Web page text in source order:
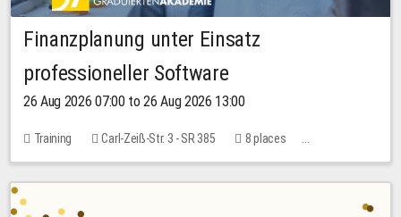
Finanzplanung unter Einsatz
professioneller Software
26 Aug 2026 07:00 to 26 Aug 2026 13:00
Training Carl-Zeiß-Str. 3 - SR 385
8 places
20.00 EUR